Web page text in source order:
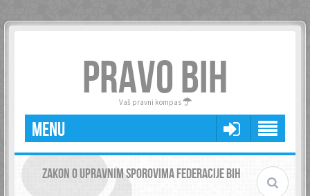
PRAVO BIH
Vaš pravni kompas
MENU
ZAKON O UPRAVNIM SPOROVIMA FEDERACIJE BIH